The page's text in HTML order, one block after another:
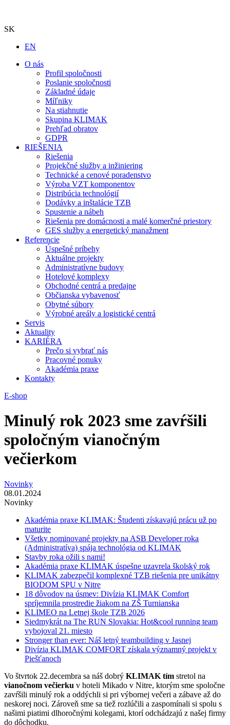
SK
EN
O nás
Profil spoločnosti
Poslanie spoločnosti
Základné údaje
Míľniky
Na stiahnutie
Skupina KLIMAK
Prehľad obratov
GDPR
RIEŠENIA
Riešenia
Projekčné služby a inžiniering
Technické a cenové poradenstvo
Výroba VZT komponentov
Distribúcia technológií
Dodávky a inštalácie TZB
Spustenie a nábeh
Riešenia pre domácnosti a malé komerčné priestory
GES služby a energetický manažment
Referencie
Úspešné príbehy
Aktuálne projekty
Administratívne budovy
Hotelové komplexy
Obchodné centrá a predajne
Občianska vybavenosť
Obytné súbory
Výrobné areály a logistické centrá
Servis
Aktuality
KARIÉRA
Prečo si vybrať nás
Pracovné ponuky
Akadémia praxe
Kontakty
E-shop
Minulý rok 2023 sme zavŕšili
spoločným vianočným
večierkom
Novinky
08.01.2024
Novinky
Akadémia praxe KLIMAK: Študenti získavajú prácu už po
maturite
Všetky nominované projekty na ASB Developer roka
(Administratíva) spája technológia od KLIMAK
Stavby roka ožili s nami!
Akadémia praxe KLIMAK úspešne uzavrela školský rok
KLIMAK zabezpečil komplexné TZB riešenia pre unikátny
BIODOM SPU v Nitre
18 dôvodov na úsmev: Divízia KLIMAK Comfort
spríjemnila prostredie žiakom na ZŠ Turnianska
KLIMEO na Letnej škole TZB 2026
Siedmykrát na The RUN Slovakia: Hot&cool running team
vybojoval 21. miesto
Stronger than ever: Náš letný teambuilding v Jasnej
Divízia KLIMAK COMFORT získala významný projekt v
Piešťanoch
Vo štvrtok 22.decembra sa náš dobrý KLIMAK tím stretol na
vianočnom večierku v hoteli Mikado v Nitre, ktorým sme spoločne
zavŕšili minulý rok a oddýchli si pri výbornej večeri a zábave až do
neskorej noci. Zároveň sme sa tiež rozlúčili a zaspomínali si spolu s
našimi piatimi dlhoročnými kolegami, ktorí odchádzajú z našej firmy
do dôchodku.